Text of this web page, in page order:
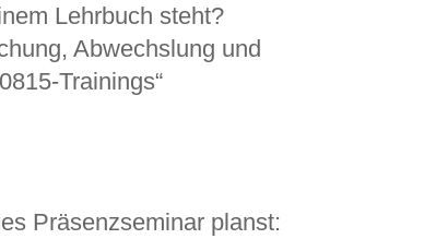
Lehrbuch steht?
Abwechslung und
Trainings“
Präsenzseminar planst: